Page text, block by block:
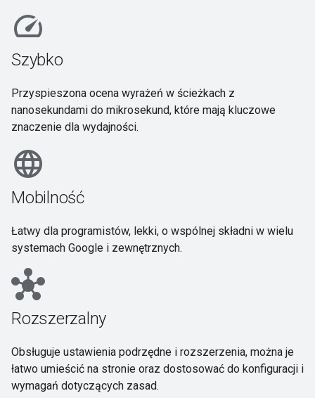
speed
Szybko
Przyspieszona ocena wyrażeń w ścieżkach z
nanosekundami do mikrosekund, które mają kluczowe
znaczenie dla wydajności.
language
Mobilność
Łatwy dla programistów, lekki, o wspólnej składni w wielu
systemach Google i zewnętrznych.
hub
Rozszerzalny
Obsługuje ustawienia podrzędne i rozszerzenia, można je
łatwo umieścić na stronie oraz dostosować do konfiguracji i
wymagań dotyczących zasad.